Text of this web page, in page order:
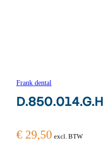
Frank dental
€ 29,50 excl. BTW